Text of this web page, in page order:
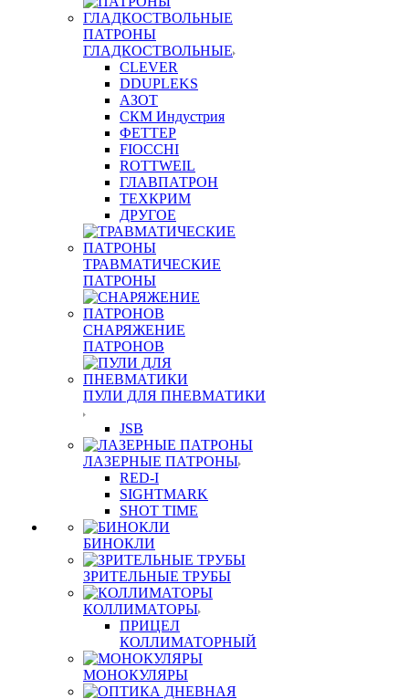
ПАТРОНЫ
ГЛАДКОСТВОЛЬНЫЕ
CLEVER
DDUPLEKS
АЗОТ
СКМ Индустрия
ФЕТТЕР
FIOCCHI
ROTTWEIL
ГЛАВПАТРОН
ТЕХКРИМ
ДРУГОЕ
ТРАВМАТИЧЕСКИЕ
ПАТРОНЫ
СНАРЯЖЕНИЕ
ПАТРОНОВ
ПУЛИ ДЛЯ ПНЕВМАТИКИ
JSB
ЛАЗЕРНЫЕ ПАТРОНЫ
RED-I
SIGHTMARK
SHOT TIME
БИНОКЛИ
ЗРИТЕЛЬНЫЕ ТРУБЫ
КОЛЛИМАТОРЫ
ПРИЦЕЛ
КОЛЛИМАТОРНЫЙ
МОНОКУЛЯРЫ